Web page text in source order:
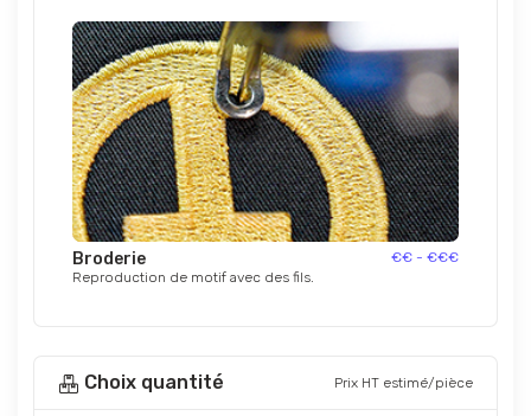
Broderie
€€ - €€€
Reproduction de motif avec des fils.
Choix quantité Prix HT estimé/pièce